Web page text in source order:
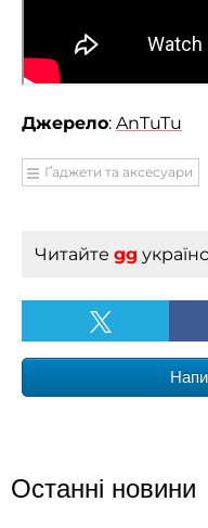
Джерело: AnTuTu
Ґаджети та аксесуари
Читайте gg
Останні новини